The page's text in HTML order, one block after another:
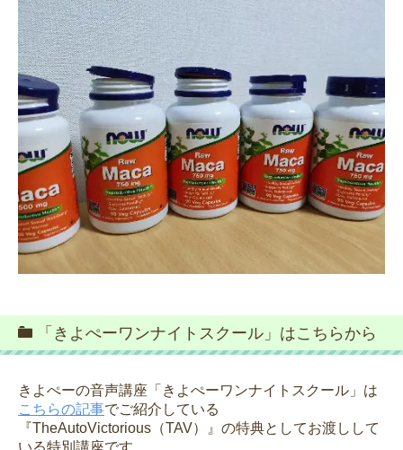
「きよぺーワンナイトスクール」はこちらから
きよぺーの音声講座「きよぺーワンナイトスクール」は
こちらの記事でご紹介している
『TheAutoVictorious（TAV）』の特典としてお渡しして
いる特別講座です。